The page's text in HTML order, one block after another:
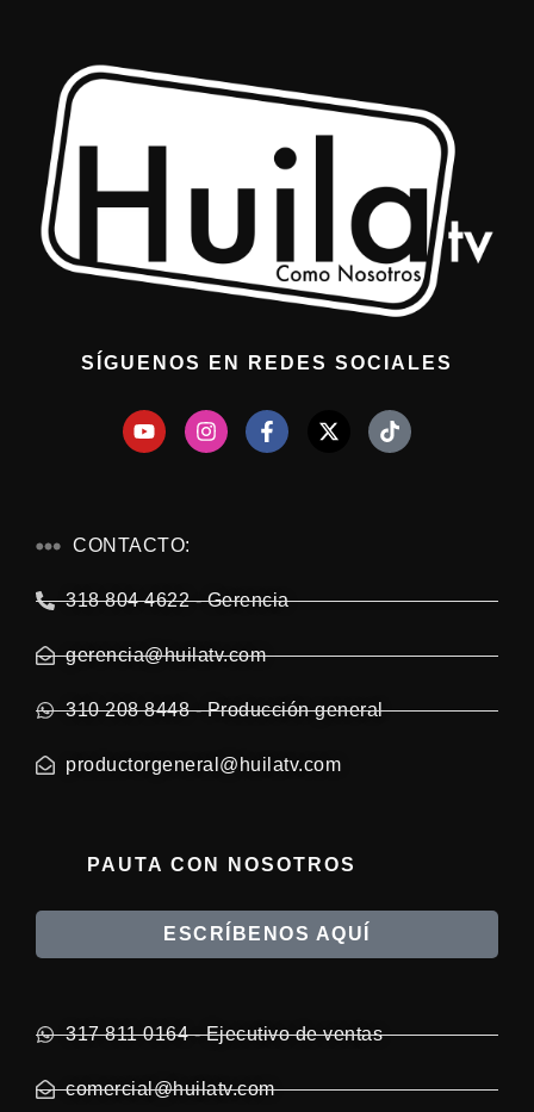
SÍGUENOS EN REDES SOCIALES
CONTACTO:
318 804 4622 - Gerencia
gerencia@huilatv.com
310 208 8448 - Producción general
productorgeneral@huilatv.com
PAUTA CON NOSOTROS
ESCRÍBENOS AQUÍ
317 811 0164 - Ejecutivo de ventas
comercial@huilatv.com